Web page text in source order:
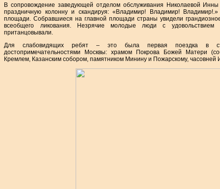
В сопровождение заведующей отделом обслуживания Николаевой
праздничную колонну и скандируя: «Владимир! Владимир!
площади. Собравшиеся на главной площади страны увидели
всеобщего ликования. Незрячие молодые люди с удовольствием
пританцовывали.
Для слабовидящих ребят – это была первая поездка в
достопримечательностями Москвы: храмом Покрова Божей Матери
Кремлем, Казанским собором, памятником Минину и Пожарскому,